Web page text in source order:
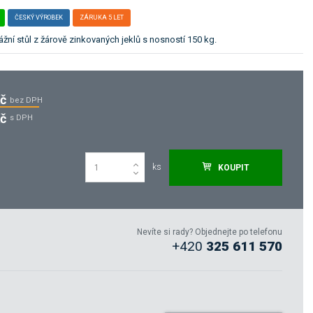
ČESKÝ VÝROBEK ZÁRUKA 5 LET
stůl z žárově zinkovaných jeklů s nosností 150 kg.
bez DPH
s DPH
ks KOUPIT
Nevíte si rady? Objednejte po telefonu
+420 325 611 570